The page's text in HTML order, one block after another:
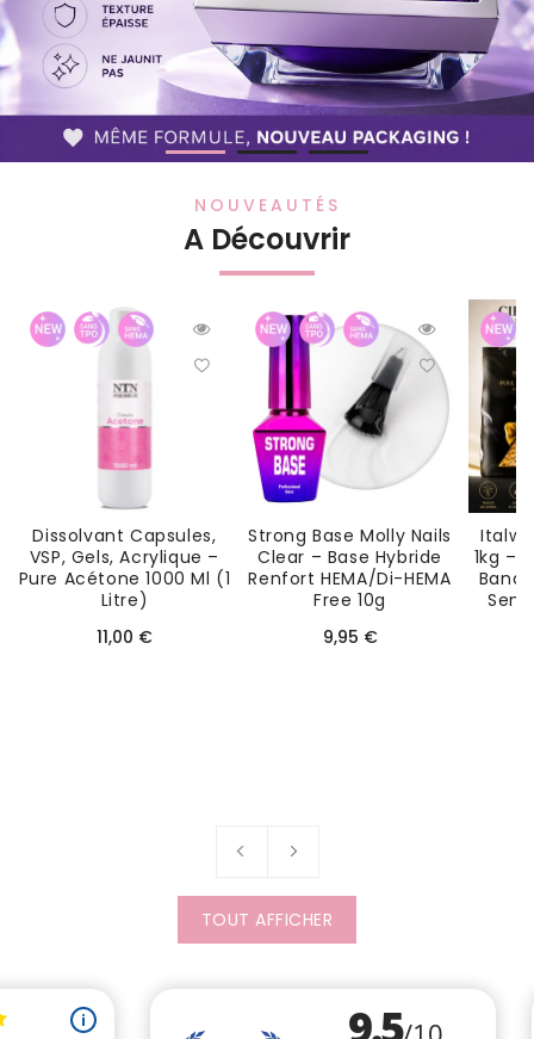
NOUVEAUTÉS
A Découvrir
Dissolvant Capsules,
VSP, Gels, Acrylique –
Pure Acétone 1000 Ml (1
Litre)
Prix
11,00 €
Strong Base Molly Nails
Clear – Base Hybride
Renfort HEMA/Di-HEMA
Free 10g
Prix
9,95 €
1kg –
TOUT AFFICHER